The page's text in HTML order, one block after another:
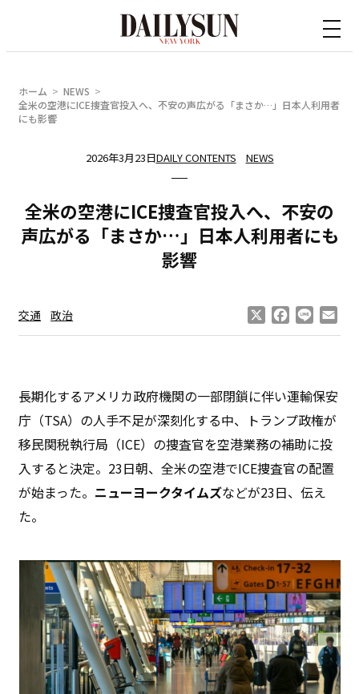
ホーム
NEWS
全米の空港にICE捜査官投入へ、不安の声広がる「まさか…」日本人利用者
にも影響
2026年3月23日DAILY CONTENTS NEWS
全米の空港にICE捜査官投入へ、不安の
声広がる「まさか…」日本人利用者にも
影響
交通 政治 Facebook
Line
長期化するアメリカ政府機関の一部閉鎖に伴い運輸保安
庁（TSA）の人手不足が深刻化する中、トランプ政権が
移民関税執行局（ICE）の捜査官を空港業務の補助に投
入すると決定。23日朝、全米の空港でICE捜査官の配置
が始まった。 ニューヨークタイムズなどが23日、伝え
た。